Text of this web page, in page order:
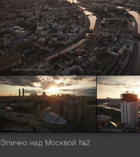
Эпично над Москвой №2